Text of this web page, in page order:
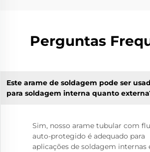
Perguntas
Este arame de soldagem pode ser
para soldagem interna quanto
Sim, nosso arame tubular com
auto-protegido é adequado para
aplicações de soldagem internas